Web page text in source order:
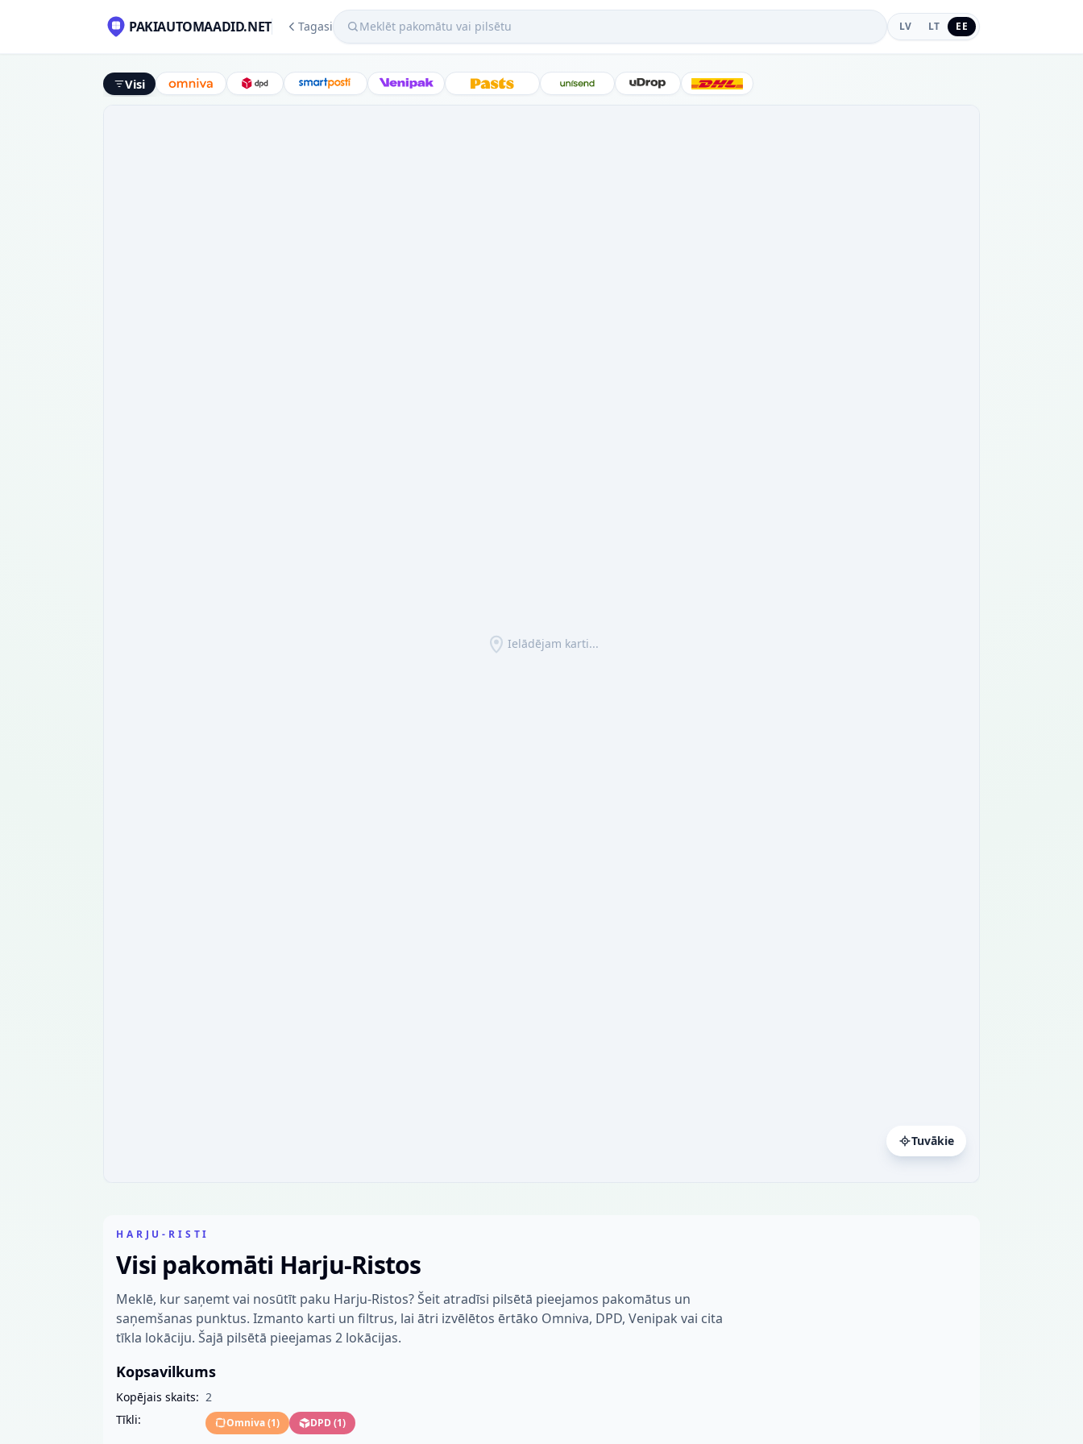
PAKIAUTOMAADID.NET TagasiMeklēt pakomātu vai pilsētu LV LT EE
Visi Omniva DPD SmartPosti Venipak Latvijas Pasts Unisend uDrop DHL
Ielādējam karti...
Tuvākie
HARJU-RISTI
Visi pakomāti Harju-Ristos
Meklē, kur saņemt vai nosūtīt paku Harju-Ristos? Šeit atradīsi pilsētā pieejamos pakomātus un
saņemšanas punktus. Izmanto karti un filtrus, lai ātri izvēlētos ērtāko Omniva, DPD, Venipak vai cita
tīkla lokāciju. Šajā pilsētā pieejamas 2 lokācijas.
Kopsavilkums
Kopējais skaits: 2
Tīkli:
Omniva(1) DPD(1)